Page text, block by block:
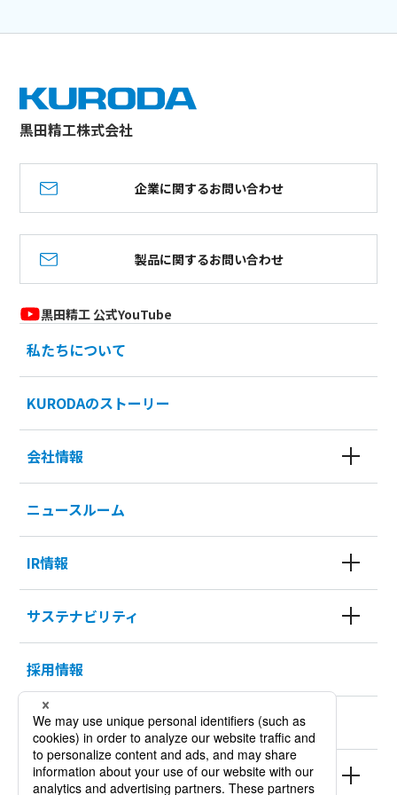
黒田精工株式会社
企業に関するお問い合わせ
製品に関するお問い合わせ
黒田精工 公式YouTube
私たちについて
KURODAのストーリー
会社情報
ニュースルーム
IR情報
サステナビリティ
採用情報
KURODA HISTORY 100
製品情報